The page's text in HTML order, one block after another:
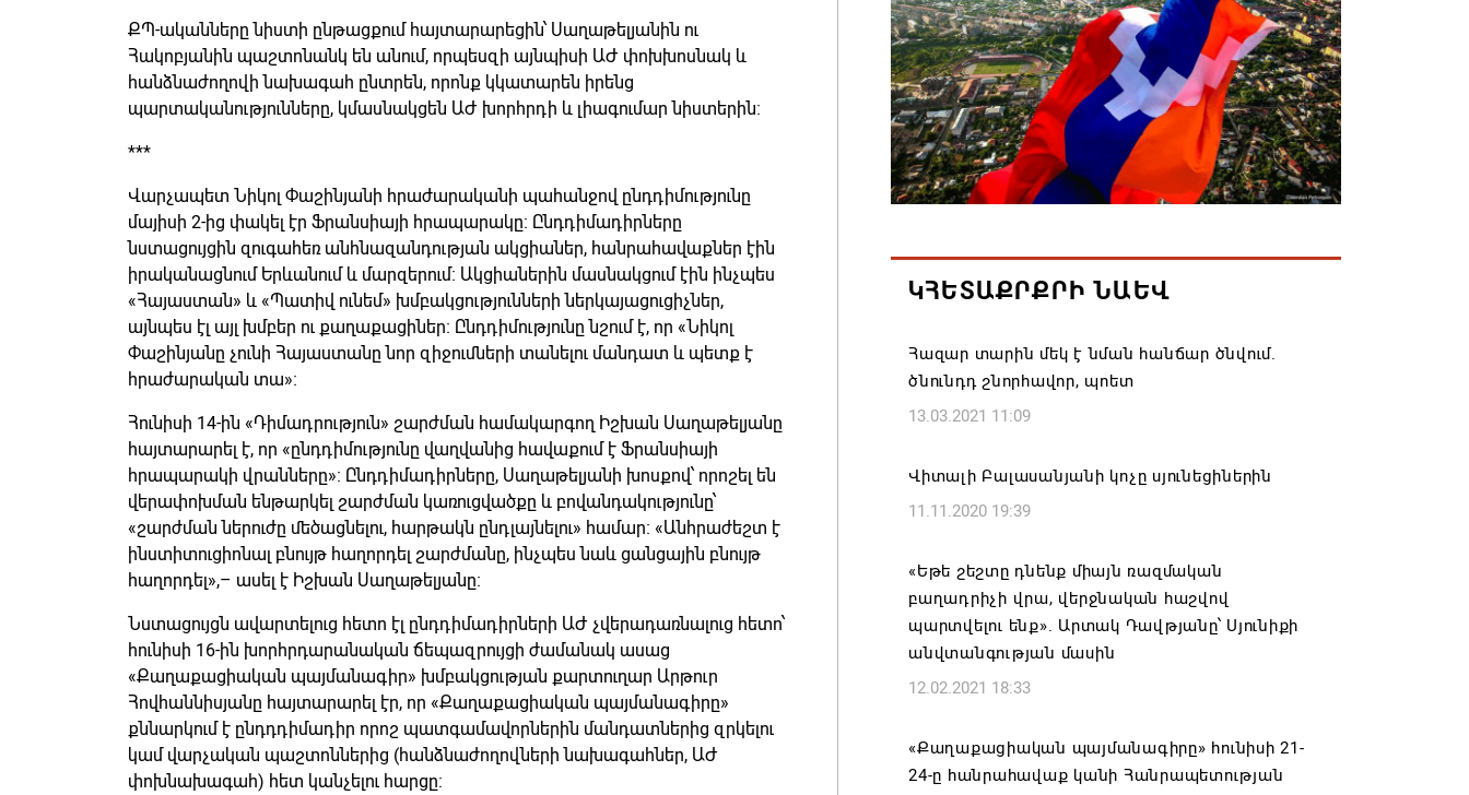
ՔՊ-ականները նիստի ընթացքում հայտարարեցին՝ Սաղաթելյանին ու
Հակոբյանին պաշտոնանկ են անում, որպեսզի այնպիսի ԱԺ փոխխոսնակ և
հանձնաժողովի նախագահ ընտրեն, որոնք կկատարեն իրենց
պարտականությունները, կմասնակցեն ԱԺ խորհրդի և լիագումար նիստերին։
***
Վարչապետ Նիկոլ Փաշինյանի հրաժարականի պահանջով ընդդիմությունը
մայիսի 2-ից փակել էր Ֆրանսիայի հրապարակը։ Ընդդիմադիրները
նստացույցին զուգահեռ անհնազանդության ակցիաներ, հանրահավաքներ էին
իրականացնում Երևանում և մարզերում։ Ակցիաներին մասնակցում էին ինչպես
«Հայաստան» և «Պատիվ ունեմ» խմբակցությունների ներկայացուցիչներ,
այնպես էլ այլ խմբեր ու քաղաքացիներ։ Ընդդիմությունը նշում է, որ «Նիկոլ
Փաշինյանը չունի Հայաստանը նոր զիջումների տանելու մանդատ և պետք է
հրաժարական տա»։
Հունիսի 14-ին «Դիմադրություն» շարժման համակարգող Իշխան Սաղաթելյանը
հայտարարել է, որ «ընդդիմությունը վաղվանից հավաքում է Ֆրանսիայի
հրապարակի վրանները»։ Ընդդիմադիրները, Սաղաթելյանի խոսքով՝ որոշել են
վերափոխման ենթարկել շարժման կառուցվածքը և բովանդակությունը՝
«շարժման ներուժը մեծացնելու, հարթակն ընդլայնելու» համար։ «Անհրաժեշտ է
ինստիտուցիոնալ բնույթ հաղորդել շարժմանը, ինչպես նաև ցանցային բնույթ
հաղորդել»,– ասել է Իշխան Սաղաթելյանը։
Նստացույցն ավարտելուց հետո էլ ընդդիմադիրների ԱԺ չվերադառնալուց հետո՝
հունիսի 16-ին խորհրդարանական ճեպազրույցի ժամանակ ասաց
«Քաղաքացիական պայմանագիր» խմբակցության քարտուղար Արթուր
Հովհաննիսյանը հայտարարել էր, որ «Քաղաքացիական պայմանագիրը»
քննարկում է ընդդդիմադիր որոշ պատգամավորներին մանդատներից զրկելու
կամ վարչական պաշտոններից (հանձնաժողովների նախագահներ, ԱԺ
փոխնախագահ) հետ կանչելու հարցը։
առաջնորդը կկանգնի դատարանի առջև՝
կառավարության հետ խորացող
հակամարտության պատճառով․ Reuters-ի
արձագանքը
06.08.2026 18:41
Ռուսաստանից Ադրբեջանի տարածքով
06.08.2026 17:52
դատավարությանը՝ ի աջակցություն Ամենայն
Հայոց կաթողիկոսի և սրբազանների. Աննա
Գրիգորյան
Քրիստիննե Գրիգորյանը վերանշանակվել է
պաշտոնում
06.08.2026 14:21
Հայաստանի ներկայիս իշխանությունը ձախողում
է թե՛ երկրի ներսում ազգային համերաշխության
ժողովրդի շահերի պաշտպանության գործը
06.08.2026 14:18
ԿՀԵՏԱՔՐՔՐԻ ՆԱԵՎ
Հազար տարին մեկ է նման հանճար ծնվում.
ծնունդդ շնորհավոր, պոետ
13.03.2021 11:09
Վիտալի Բալասանյանի կոչը սյունեցիներին
11.11.2020 19:39
«Եթե շեշտը դնենք միայն ռազմական
բաղադրիչի վրա, վերջնական հաշվով
պարտվելու ենք». Արտակ Դավթյանը՝ Սյունիքի
անվտանգության մասին
12.02.2021 18:33
«Քաղաքացիական պայմանագիրը» հունիսի 21-
24-ը հանրահավաք կանի Հանրապետության